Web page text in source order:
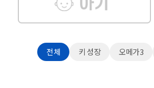
전체 키 성장 오메가3